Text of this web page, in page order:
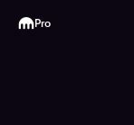
Kraken
Pro